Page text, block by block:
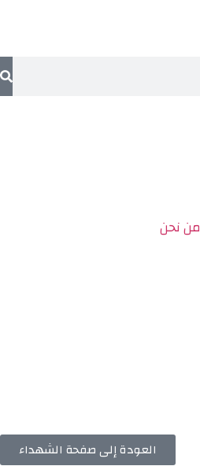
من نحن
العودة إلى صفحة الشهداء